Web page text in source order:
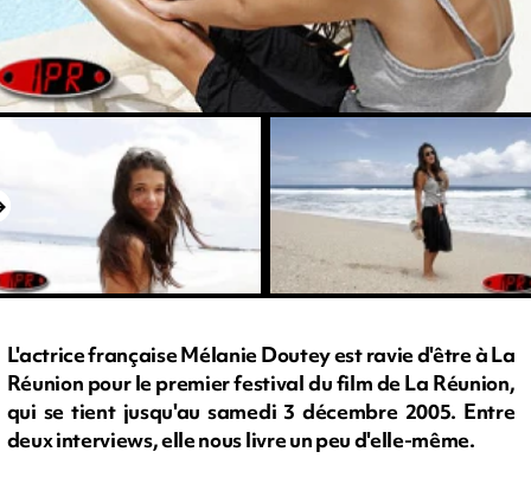
L'actrice française Mélanie Doutey est ravie d'être à La
Réunion pour le premier festival du film de La Réunion,
qui se tient jusqu'au samedi 3 décembre 2005. Entre
deux interviews, elle nous livre un peu d'elle-même.